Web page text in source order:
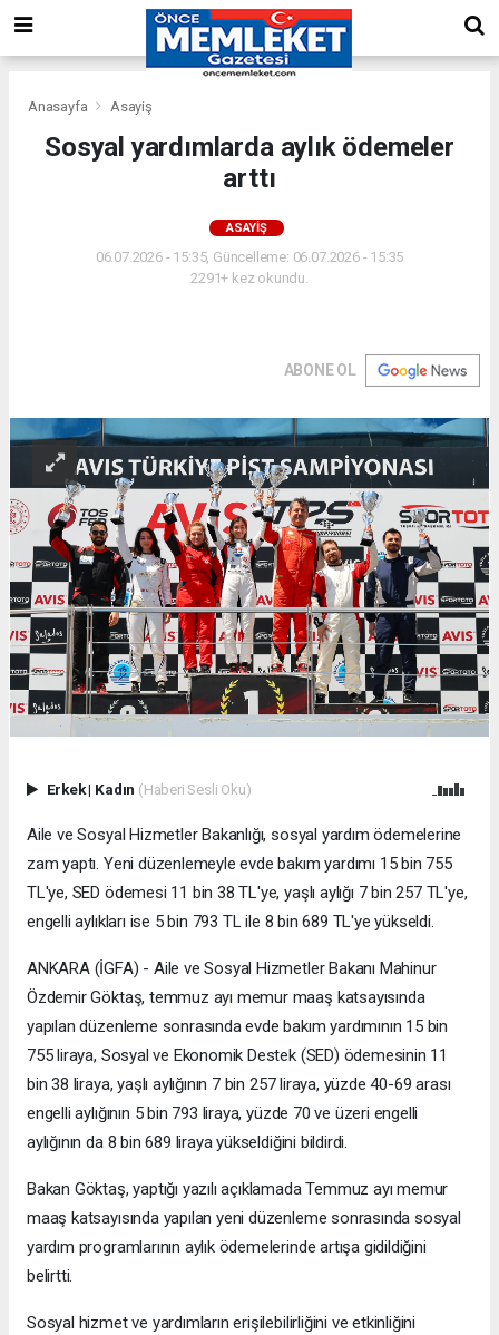
Anasayfa Asayiş
Sosyal yardımlarda aylık ödemeler
arttı
ASAYIŞ
06.07.2026 - 15:35, Güncelleme: 06.07.2026 - 15:35
2291+ kez okundu.
ABONE OL
Erkek| Kadın (Haberi Sesli Oku)
Aile ve Sosyal Hizmetler Bakanlığı, sosyal yardım ödemelerine
zam yaptı. Yeni düzenlemeyle evde bakım yardımı 15 bin 755
TL'ye, SED ödemesi 11 bin 38 TL'ye, yaşlı aylığı 7 bin 257 TL'ye,
engelli aylıkları ise 5 bin 793 TL ile 8 bin 689 TL'ye yükseldi.
ANKARA (İGFA) - Aile ve Sosyal Hizmetler Bakanı Mahinur
Özdemir Göktaş, temmuz ayı memur maaş katsayısında
yapılan düzenleme sonrasında evde bakım yardımının 15 bin
755 liraya, Sosyal ve Ekonomik Destek (SED) ödemesinin 11
bin 38 liraya, yaşlı aylığının 7 bin 257 liraya, yüzde 40-69 arası
engelli aylığının 5 bin 793 liraya, yüzde 70 ve üzeri engelli
aylığının da 8 bin 689 liraya yükseldiğini bildirdi.
Bakan Göktaş, yaptığı yazılı açıklamada Temmuz ayı memur
maaş katsayısında yapılan yeni düzenleme sonrasında sosyal
yardım programlarının aylık ödemelerinde artışa gidildiğini
belirtti.
Sosyal hizmet ve yardımların erişilebilirliğini ve etkinliğini